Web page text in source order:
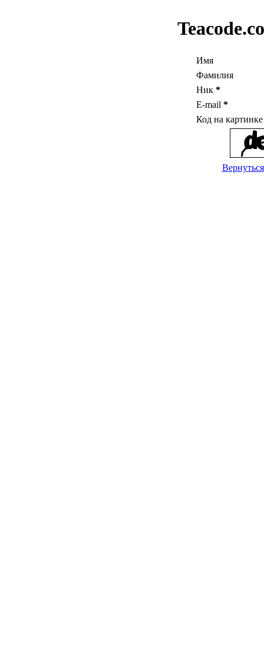
Имя
Фамилия
Ник *
E-mail *
Код на
Вернуться